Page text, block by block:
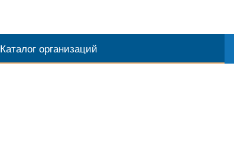
Каталог организаций